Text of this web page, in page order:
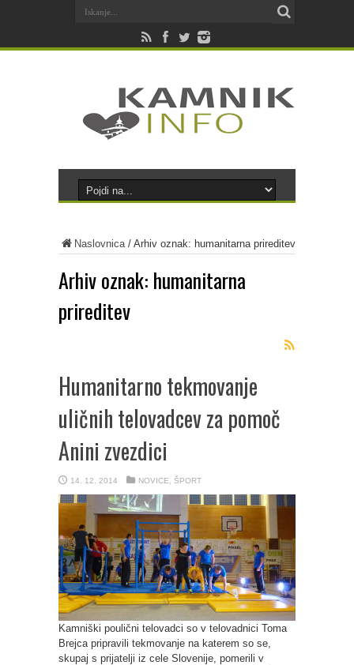
Naslovnica/ Arhiv oznak: humanitarna prireditev
Arhiv oznak: humanitarna
prireditev
Humanitarno tekmovanje
uličnih telovadcev za pomoč
Anini zvezdici
14. 12. 2014 NOVICE ŠPORT
Kamniški poulični telovadci so v telovadnici Toma
Brejca pripravili tekmovanje na katerem so se,
skupaj s prijatelji iz cele Slovenije, pomerili v